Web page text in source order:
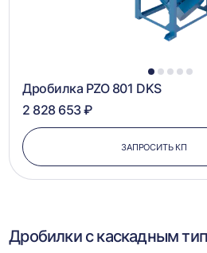
1 2 3 4 5
Дробилка PZO 801 DKS
2 828 653 ₽
ЗАПРОСИТЬ КП
Дробилки с каскадным